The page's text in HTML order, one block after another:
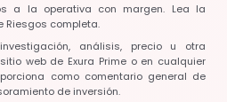
a la operativa con margen. Lea la
Riesgos completa.
análisis, precio u otra
web de Exura Prime o en cualquier
como comentario general de
de inversión.